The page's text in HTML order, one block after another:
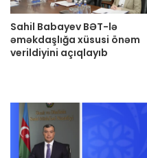
Sahil Babayev BƏT-lə
əməkdaşlığa xüsusi önəm
verildiyini açıqlayıb